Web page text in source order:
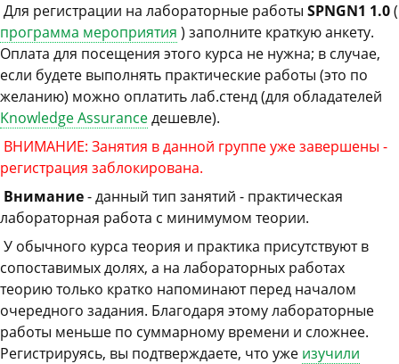
Для регистрации на лабораторные работы SPNGN1 1.0(
программа мероприятия ) заполните краткую анкету.
Оплата для посещения этого курса не нужна; в случае,
если будете выполнять практические работы (это по
желанию) можно оплатить лаб.стенд (для обладателей
Knowledge Assuranceдешевле).
ВНИМАНИЕ: Занятия в данной группе уже завершены -
регистрация заблокирована.
Внимание- данный тип занятий - практическая
лабораторная работа с минимумом теории.
У обычного курса теория и практика присутствуют в
сопоставимых долях, а на лабораторных работах
теорию только кратко напоминают перед началом
очередного задания. Благодаря этому лабораторные
работы меньше по суммарному времени и сложнее.
Регистрируясь, вы подтверждаете, что уже изучили